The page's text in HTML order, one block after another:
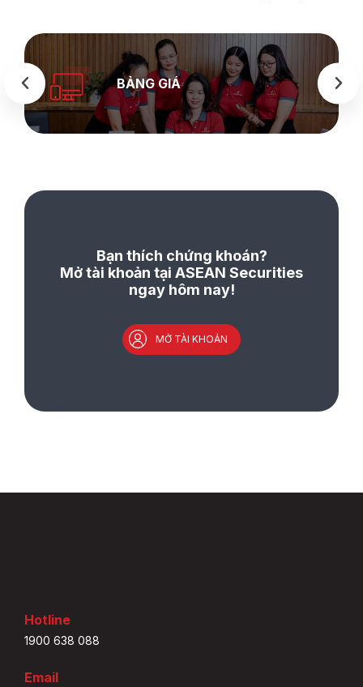
BẢNG GIÁ
Bạn thích chứng khoán?
Mở tài khoản tại ASEAN Securities
ngay hôm nay!
MỞ TÀI KHOẢN
Hotline
1900 638 088
Email